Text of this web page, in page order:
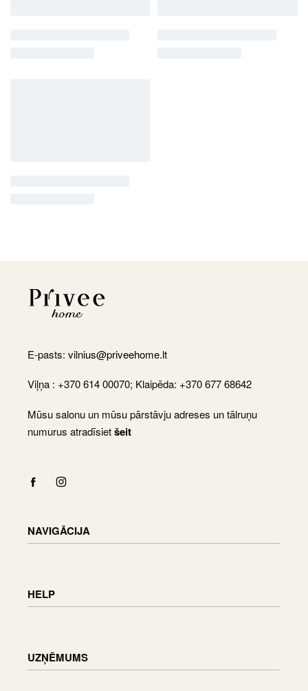
E-pasts: vilnius@priveehome.lt
Viļņa : +370 614 00070; Klaipēda: +370 677 68642
Mūsu salonu un mūsu pārstāvju adreses un tālruņu
numurus atradīsietšeit
NAVIGĀCIJA
Cart
HELP
Pasūtījuma statuss
UZŅĒMUMS